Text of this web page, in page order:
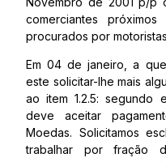
comerciantes
procurados por
Em 04 de janeiro, a
este solicitar-lhe mais
ao item 1.2.5: segundo
deve aceitar
Moedas. Solicitamos
trabalhar por fração